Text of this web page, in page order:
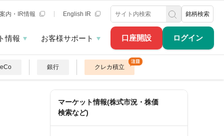
口座開設 ログイン
内・IR情報 English IR 銘柄検索
情報 お客様サポート
銀行 クレカ積立
マーケット情報(株式市況・株価
検索など)